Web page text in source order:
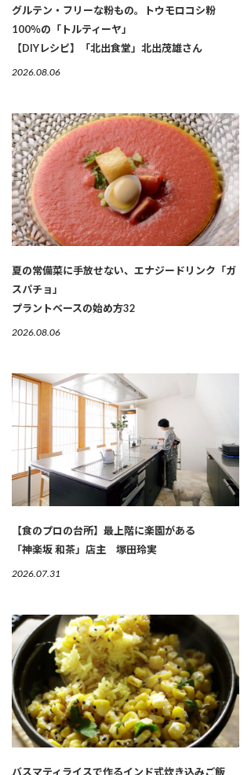
グルテン・フリーな粉もの。トウモロコシ粉
100％の「トルティーヤ」
【DIYレシピ】「北出食堂」北出茂雄さん
2026.08.06
夏の常備菜に手放せない、エナジードリンク「ガ
スパチョ」
プラントベースの始め方32
2026.08.06
【食のプロの台所】最上階に楽園がある
「神楽坂 和茶」店主 塚田玲実
2026.07.31
バスマティライスで作るインド式炊き込みご飯